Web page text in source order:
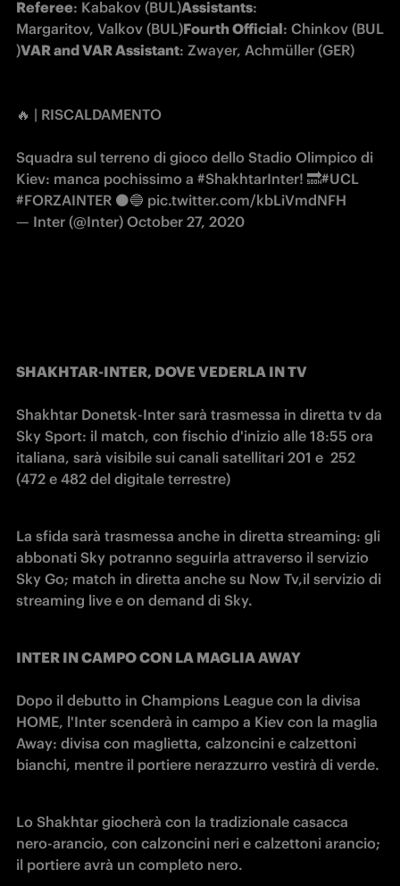
Referee: Kabakov (BUL)Assistants:
Margaritov, Valkov (BUL)Fourth Official: Chinkov (BUL
)VAR and VAR Assistant: Zwayer, Achmüller (GER)
🔥 | RISCALDAMENTO
Squadra sul terreno di gioco dello Stadio Olimpico di
Kiev: manca pochissimo a #ShakhtarInter! 🔜#UCL
#FORZAINTER ⚫️🔵 pic.twitter.com/kbLiVmdNFH
— Inter (@Inter) October 27, 2020
SHAKHTAR-INTER, DOVE VEDERLA IN TV
Shakhtar Donetsk-Inter sarà trasmessa in diretta tv da
Sky Sport: il match, con fischio d'inizio alle 18:55 ora
italiana, sarà visibile sui canali satellitari 201 e  252
(472 e 482 del digitale terrestre)
La sfida sarà trasmessa anche in diretta streaming: gli
abbonati Sky potranno seguirla attraverso il servizio
Sky Go; match in diretta anche su Now Tv,il servizio di
streaming live e on demand di Sky.
INTER IN CAMPO CON LA MAGLIA AWAY
Dopo il debutto in Champions League con la divisa
HOME, l'Inter scenderà in campo a Kiev con la maglia
Away: divisa con maglietta, calzoncini e calzettoni
bianchi, mentre il portiere nerazzurro vestirà di verde.
Lo Shakhtar giocherà con la tradizionale casacca
nero-arancio, con calzoncini neri e calzettoni arancio;
il portiere avrà un completo nero.